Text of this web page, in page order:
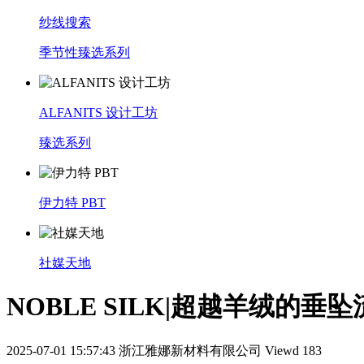
纱线搜索
季节性臻选系列
ALFANITS 设计工坊
臻选系列
伊力特 PBT
社媒天地
NOBLE SILK|超越羊绒的垂坠
2025-07-01 15:57:43 浙江雅娜新材料有限公司 Viewd 183